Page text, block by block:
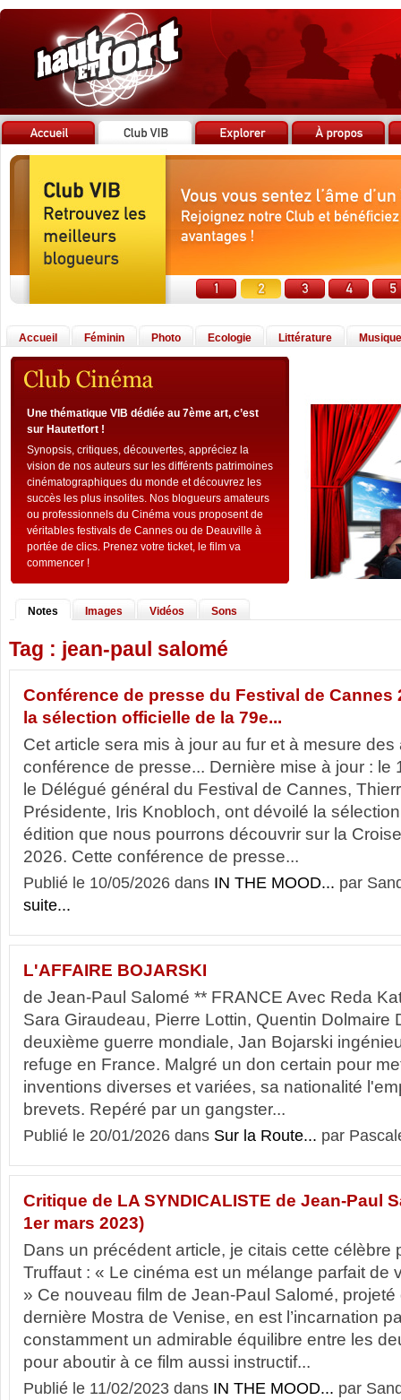
Accueil Féminin Photo Ecologie Littérature Musique
Une thématique VIB dédiée au 7ème art, c’est
sur Hautetfort !
Synopsis, critiques, découvertes, appréciez la
vision de nos auteurs sur les différents patrimoines
cinématographiques du monde et découvrez les
succès les plus insolites. Nos blogueurs amateurs
ou professionnels du Cinéma vous proposent de
véritables festivals de Cannes ou de Deauville à
portée de clics. Prenez votre ticket, le film va
commencer !
Notes Images Vidéos Sons
Tag : jean-paul salomé
Conférence de presse du Festival de Cannes
la sélection officielle de la 79e...
Cet article sera mis à jour au fur et à mesure
conférence de presse... Dernière mise à jour : le
le Délégué général du Festival de Cannes,
Présidente, Iris Knobloch, ont dévoilé la
édition que nous pourrons découvrir sur la
2026. Cette conférence de presse...
Publié le 10/05/2026 dans IN THE MOOD... par
suite...
L'AFFAIRE BOJARSKI
de Jean-Paul Salomé ** FRANCE Avec Reda
Sara Giraudeau, Pierre Lottin, Quentin Dolmaire
deuxième guerre mondiale, Jan Bojarski
refuge en France. Malgré un don certain pour
inventions diverses et variées, sa nationalité
brevets. Repéré par un gangster...
Publié le 20/01/2026 dans Sur la Route... par
Critique de LA SYNDICALISTE de Jean-Paul
1er mars 2023)
Dans un précédent article, je citais cette célèbre
Truffaut : « Le cinéma est un mélange parfait de
» Ce nouveau film de Jean-Paul Salomé,
dernière Mostra de Venise, en est l’incarnation
constamment un admirable équilibre entre les
pour aboutir à ce film aussi instructif...
Publié le 11/02/2023 dans IN THE MOOD... par